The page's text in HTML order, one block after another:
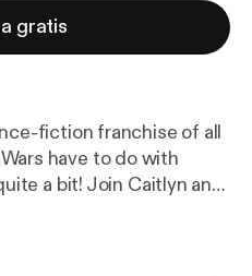
gratis
fiction franchise of all
have to do with
a bit! Join Caitlyn and
ago in a galaxy far,